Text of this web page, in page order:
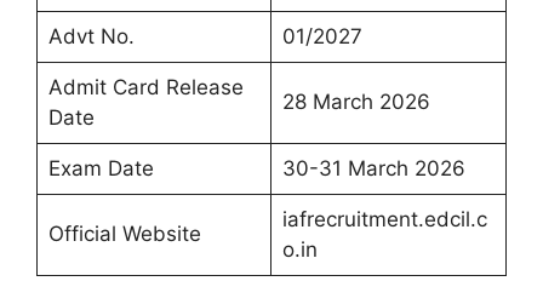
Advt No. 01/2027
Admit Card Release
Date
28 March 2026
Exam Date 30-31 March 2026
Official Website
iafrecruitment.edcil.c
o.in